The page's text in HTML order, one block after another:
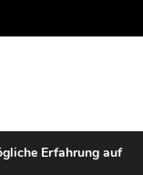
Erfahrung auf